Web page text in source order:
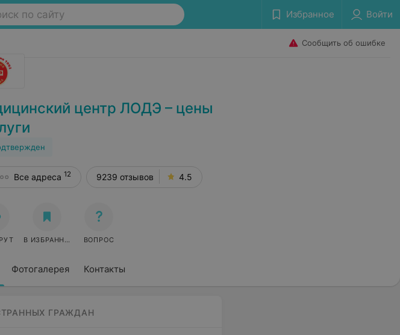
по сайту Избранное Войти
Сообщить об ошибке
центр ЛОДЭ – цены
Фотогалерея Контакты
Все адреса 12 9239 отзывов 4.5
В ИЗБРАННОЕ ВОПРОС
ГРАЖДАН